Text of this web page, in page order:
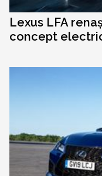
Lexus LFA
concept